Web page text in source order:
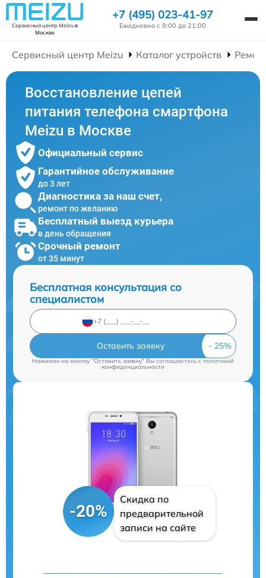
Сервисный центр Meizuв
Москве
+7 (495) 023-41-97
Ежедневно с 9:00 до 21:00
Сервисный центр Meizu Каталог устройств
Восстановление цепей
питания телефона смартфона
Meizu в Москве
Официальный сервис
Гарантийное обслуживание
до 3 лет
Диагностика за наш счет,
ремонт по желанию
Бесплатный выезд курьера
в день обращения
Срочный ремонт
от 35 минут
Бесплатная консультация со
специалистом
Оставить заявку
Нажимая на кнопку "Оставить заявку" Вы соглашаетесь cполитикой
конфиденциальности
-20%
Скидка по
предварительной
записи на сайте